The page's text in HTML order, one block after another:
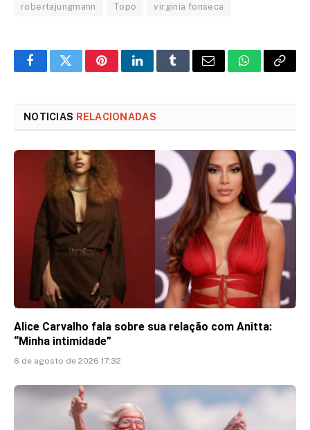
robertajungmann Topo virginia fonseca
FacebookTwitterPinterestLinkedInTumblrEmail WhatsApp
Copy
NOTICIAS RELACIONADAS
Alice Carvalho fala sobre sua relação com Anitta:
“Minha intimidade”
6 de agosto de 2026 17:32